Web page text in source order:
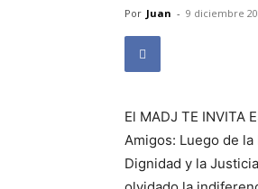
Por Juan - 9 diciembre
El MADJ TE INVITA
Amigos: Luego de
Dignidad y la